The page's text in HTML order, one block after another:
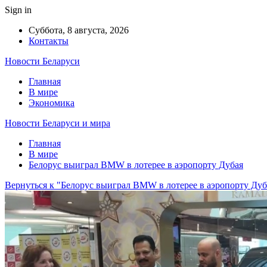
Sign in
Суббота, 8 августа, 2026
Контакты
Новости Беларуси
Главная
В мире
Экономика
Новости Беларуси и мира
Главная
В мире
Белорус выиграл BMW в лотерее в аэропорту Дубая
Вернуться к "Белорус выиграл BMW в лотерее в аэропорту